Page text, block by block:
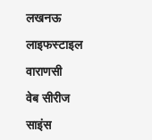
लखनऊ
लाइफस्टाइल
वाराणसी
वेब सीरीज
साइंस